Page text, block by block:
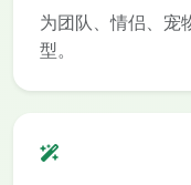
为团队、情侣、宠
型。